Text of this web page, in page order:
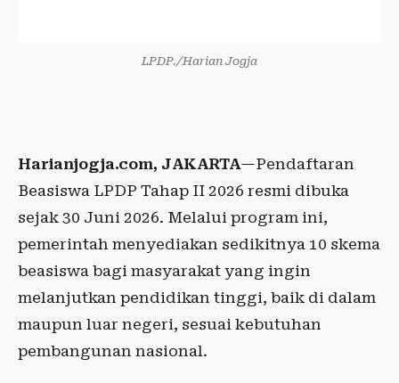
LPDP./Harian Jogja
Harianjogja.com, JAKARTA—Pendaftaran
Beasiswa LPDP Tahap II 2026 resmi dibuka
sejak 30 Juni 2026. Melalui program ini,
pemerintah menyediakan sedikitnya 10 skema
beasiswa bagi masyarakat yang ingin
melanjutkan pendidikan tinggi, baik di dalam
maupun luar negeri, sesuai kebutuhan
pembangunan nasional.